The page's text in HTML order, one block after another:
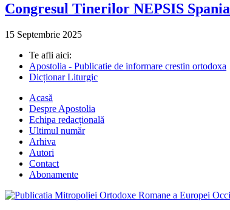
Congresul Tinerilor NEPSIS Spania
15 Septembrie 2025
Te afli aici:
Apostolia - Publicatie de informare crestin ortodoxa
Dicționar Liturgic
Acasă
Despre Apostolia
Echipa redacțională
Ultimul număr
Arhiva
Autori
Contact
Abonamente